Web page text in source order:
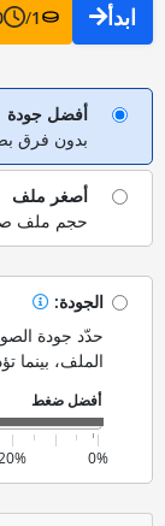
ابدأ 1
/
أفضل جودة
بدون فرق
أصغر ملف
حجم ملف
الجودة:
حدّد جودة
الملف، بينما
0%
20%